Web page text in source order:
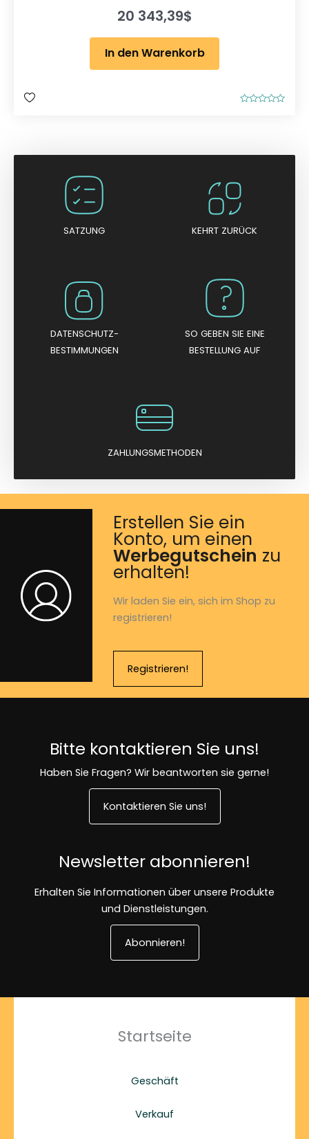
i
t
0
v
n
5
20 343,39$
In den Warenkorb
SATZUNG KEHRT ZURÜCK
DATENSCHUTZ-
BESTIMMUNGEN
SO GEBEN SIE EINE
BESTELLUNG AUF
ZAHLUNGSMETHODEN
Erstellen Sie ein
Konto, um einen
Werbegutschein zu
erhalten!
Wir laden Sie ein, sich im Shop zu
registrieren!
Registrieren!
Bitte kontaktieren Sie uns!
Haben Sie Fragen? Wir beantworten sie gerne!
Kontaktieren Sie uns!
Newsletter abonnieren!
Erhalten Sie Informationen über unsere Produkte
und Dienstleistungen.
Abonnieren!
Startseite
Geschäft
Verkauf